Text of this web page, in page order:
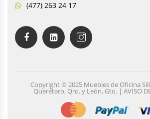
(477) 263 24 17
Copyright © 2025 Muebles de Oficina
Querétaro, Qro. y León, Gto. | AVISO